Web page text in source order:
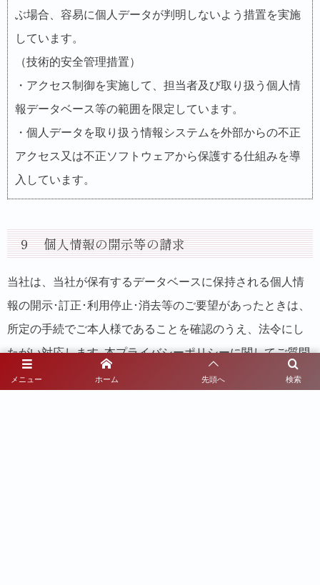
ぶ場合、容易に個人データが判明しないよう措置を実施
しています。
（技術的安全管理措置）
・アクセス制御を実施して、担当者及び取り扱う個人情
報データベース等の範囲を限定しています。
・個人データを取り扱う情報システムを外部からの不正
アクセス又は不正ソフトウェアから保護する仕組みを導
入しています。
９ 個人情報の開示等の請求
当社は、当社が保有するデータベースに保持される個人情
報の開示･訂正･利用停止･消去等のご要望があったときは、
所定の手続でご本人様であることを確認のうえ、法令にし
たがい対応します｡本プライバシーポリシーに関してご質問
がある場合や権利行使される場合は､下記10のお問い合わせ
メニュー 検索
ホーム 先頭へ